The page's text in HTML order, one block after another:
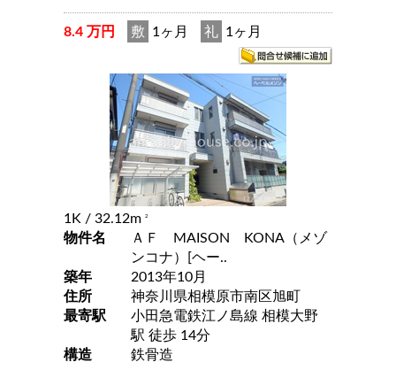
8.4 万円 敷 1ヶ月 礼 1ヶ月
1K / 32.12m 2
物件名
ＡＦ MAISON KONA（メゾ
ンコナ）[ヘー..
築年
2013年10月
住所
神奈川県相模原市南区旭町
最寄駅
小田急電鉄江ノ島線 相模大野
駅 徒歩 14分
構造
鉄骨造